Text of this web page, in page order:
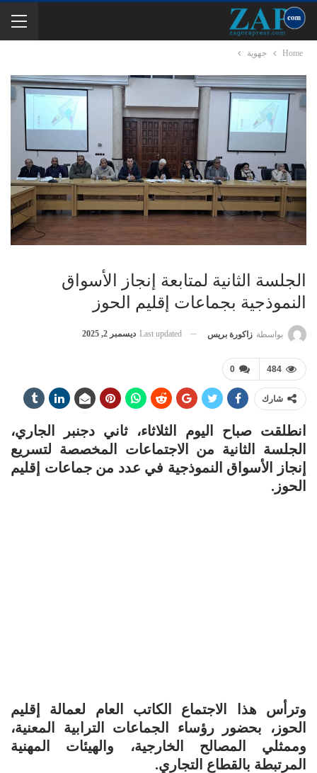
Home جهوية
الجلسة الثانية لمتابعة إنجاز الأسواق
النموذجية بجماعات إقليم الحوز
بواسطة زاكورة بريس Last updated ديسمبر 2, 2025
0 484
شارك
انطلقت صباح اليوم الثلاثاء، ثاني دجنبر الجاري،
الجلسة الثانية من الاجتماعات المخصصة لتسريع
إنجاز الأسواق النموذجية في عدد من جماعات إقليم
الحوز.
وترأس هذا الاجتماع الكاتب العام لعمالة إقليم
الحوز، بحضور رؤساء الجماعات الترابية المعنية،
وممثلي المصالح الخارجية، والهيئات المهنية
المرتبطة بالقطاع التجاري.